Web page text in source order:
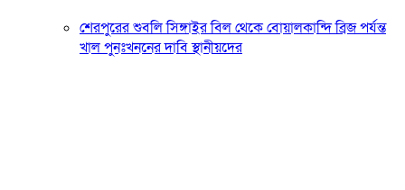
শেরপুরের শুবলি সিঙ্গাইর বিল থেকে বোয়ালকান্দি ব্রিজ পর্যন্ত
খাল পুনঃখননের দাবি স্থানীয়দের